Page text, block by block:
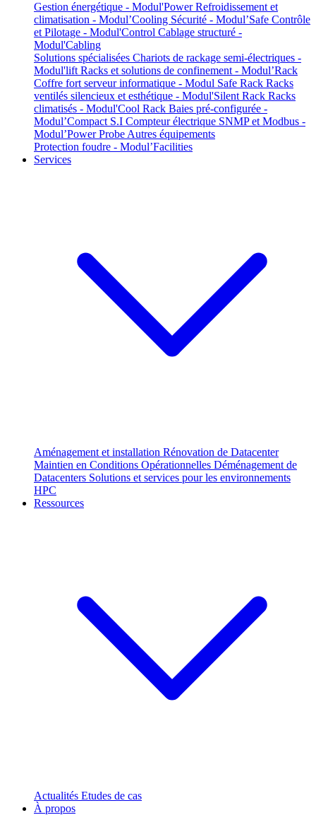
Gestion énergétique - Modul'PowerRefroidissement et
climatisation - Modul’Cooling Sécurité - Modul’Safe Contrôle
et Pilotage - Modul'Control Cablage structuré -
Modul'Cabling
Solutions spécialisées Chariots de rackage semi-électriques -
Modul'lift Racks et solutions de confinement - Modul’Rack
Coffre fort serveur informatique - Modul Safe Rack Racks
ventilés silencieux et esthétique - Modul'Silent Rack Racks
climatisés - Modul'Cool Rack Baies pré-configurée -
Modul’Compact S.I Compteur électrique SNMP et Modbus -
Modul’Power Probe Autres équipements
Protection foudre - Modul’Facilities
Services
Aménagement et installation Rénovation de Datacenter
Maintien en Conditions Opérationnelles Déménagement de
Datacenters Solutions et services pour les environnements
HPC
Ressources
Actualités Etudes de cas
À propos